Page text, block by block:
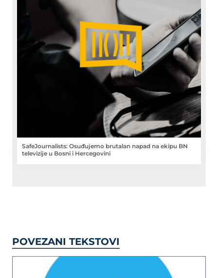
SafeJournalists: Osuđujemo brutalan napad na ekipu BN
televizije u Bosni i Hercegovini
POVEZANI TEKSTOVI